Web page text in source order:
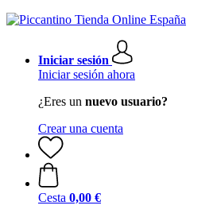
Iniciar sesión
Iniciar sesión ahora
¿Eres un nuevo usuario?
Crear una cuenta
Cesta 0,00 €